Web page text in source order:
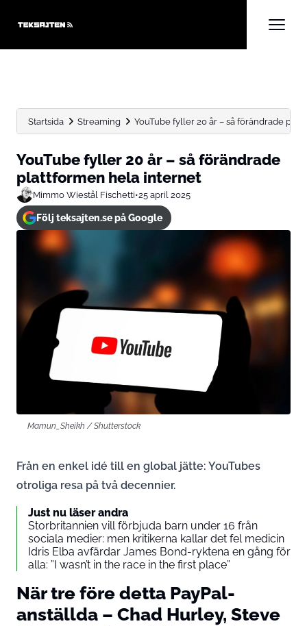
Startsida Streaming YouTube fyller 20 år – så förändrade
YouTube fyller 20 år – så förändrade
plattformen hela internet
Mimmo Wiestål Fischetti•25 april 2025
Följ teksajten.se på Google
Mamun_Sheikh / Shutterstock
Från en enkel idé till en global jätte: YouTubes
otroliga resa på två decennier.
Just nu läser andra
Storbritannien vill förbjuda barn under 16 från
sociala medier: men kritikerna kallar det fel medicin
Idris Elba avfärdar James Bond-ryktena en gång för
alla: ”I wasn’t in the race in the first place”
När tre före detta PayPal-
anställda – Chad Hurley, Steve